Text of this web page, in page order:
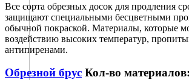
Все сорта обрезных досок для продления
защищают специальными бесцветными
обычной покраской. Материалы, которые
воздействию высоких температур,
антипиренами.
Обрезной брус Кол-во